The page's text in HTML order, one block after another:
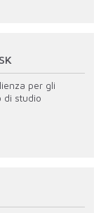
per gli
di studio